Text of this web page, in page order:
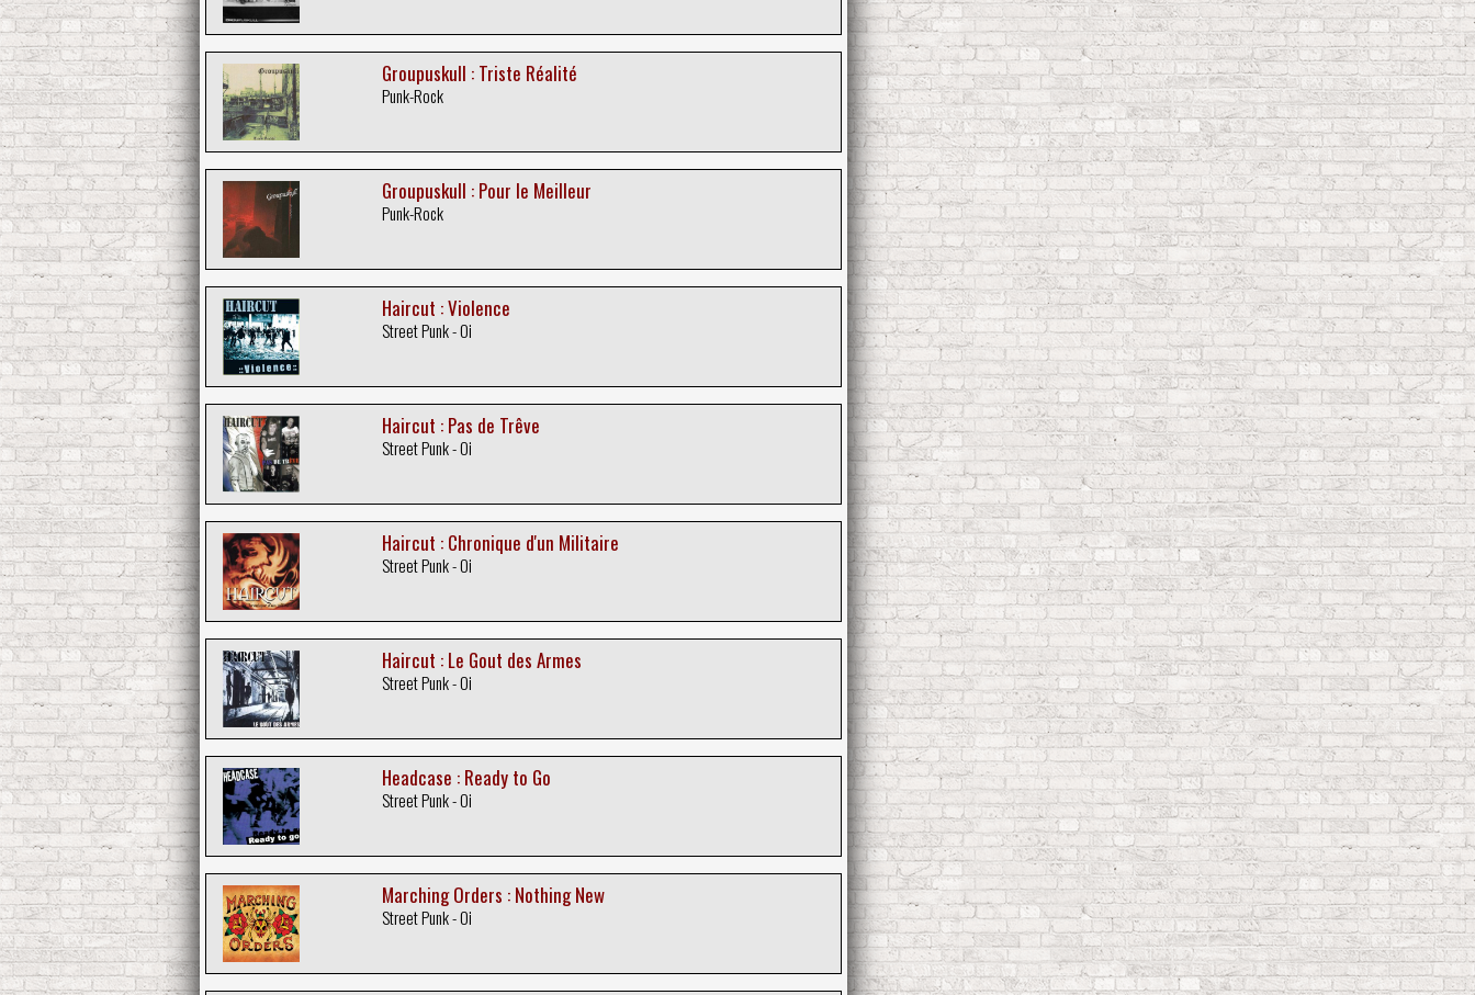
Groupuskull : Triste Réalité
Punk-Rock
Groupuskull : Pour le Meilleur
Punk-Rock
Haircut : Violence
Street Punk - Oi
Haircut : Pas de Trêve
Street Punk - Oi
Haircut : Chronique d'un Militaire
Street Punk - Oi
Haircut : Le Gout des Armes
Street Punk - Oi
Headcase : Ready to Go
Street Punk - Oi
Marching Orders : Nothing New
Street Punk - Oi